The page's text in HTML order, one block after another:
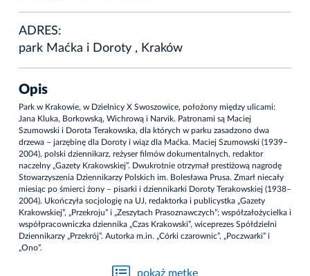
ADRES:
park Maćka i Doroty , Kraków
Opis
Park w Krakowie, w Dzielnicy X Swoszowice, położony między ulicami:
Jana Kluka, Borkowską, Wichrową i Narvik. Patronami są Maciej
Szumowski i Dorota Terakowska, dla których w parku zasadzono dwa
drzewa – jarzębinę dla Doroty i wiąz dla Maćka. Maciej Szumowski (1939–
2004), polski dziennikarz, reżyser filmów dokumentalnych, redaktor
naczelny „Gazety Krakowskiej”. Dwukrotnie otrzymał prestiżową nagrodę
Stowarzyszenia Dziennikarzy Polskich im. Bolesława Prusa. Zmarł niecały
miesiąc po śmierci żony – pisarki i dziennikarki Doroty Terakowskiej (1938–
2004). Ukończyła socjologię na UJ, redaktorka i publicystka „Gazety
Krakowskiej”, „Przekroju” i „Zeszytach Prasoznawczych”; współzałożycielka i
współpracowniczka dziennika „Czas Krakowski”, wiceprezes Spółdzielni
Dziennikarzy „Przekrój”. Autorka m.in. „Córki czarownic”, „Poczwarki” i
„Ono”.
pokaż metkę